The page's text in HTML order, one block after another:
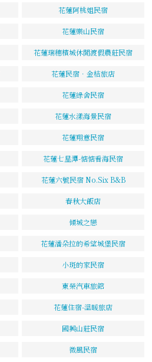
花蓮阿桃姐民宿
花蓮樂山民宿
花蓮瑞穗檳城休閒渡假農莊民宿
花蓮民宿．金桔旅店
花蓮綠舍民宿
花蓮水漾海景民宿
花蓮翔意民宿
花蓮七星潭-惦惦看海民宿
花蓮六號民宿 No.Six B&B
春秋大飯店
傾城之戀
花蓮潘朵拉的希望城堡民宿
小斑的家民宿
東榮汽車旅館
花蓮住宿-溫暖旅店
國興山莊民宿
微風民宿